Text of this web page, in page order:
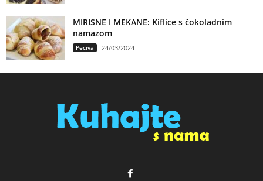
MIRISNE I MEKANE: Kiflice s čokoladnim
namazom
Peciva 24/03/2024